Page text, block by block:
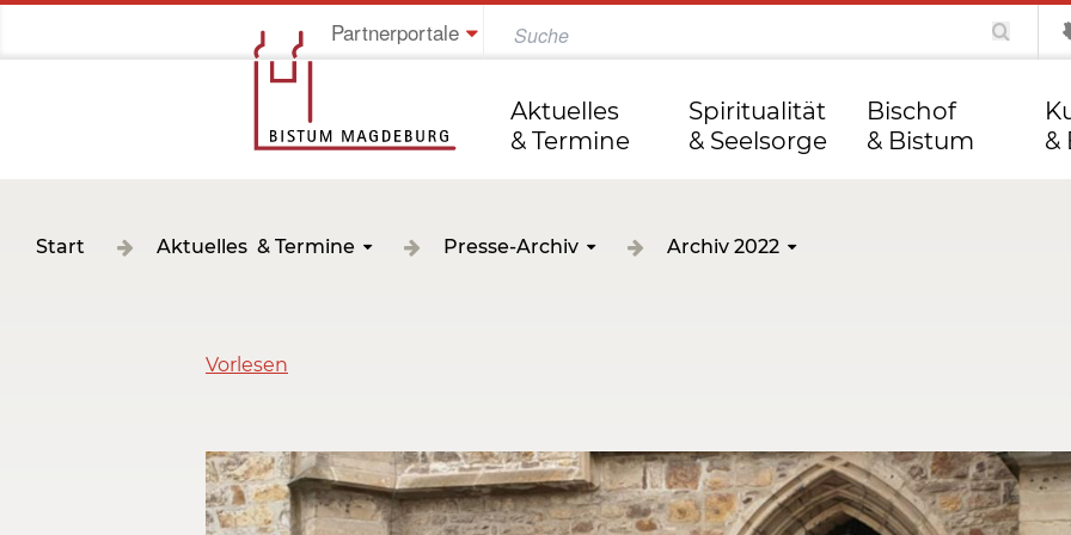
Jung im Bistum katholisch.de Tag des Herrn
Partnerportale
Aktuelles
& Termine
Spiritualität
& Seelsorge
Bischof
& Bistum
&
Start Aktuelles & Termine Presse-Archiv Archiv 2022
Vorlesen